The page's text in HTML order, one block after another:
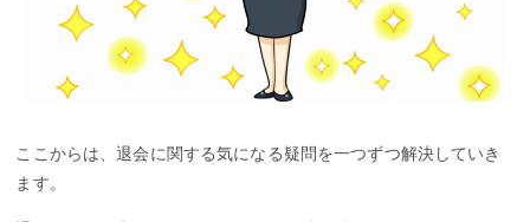
ここからは、退会に関する気になる疑問を一つずつ解決していき
ます。